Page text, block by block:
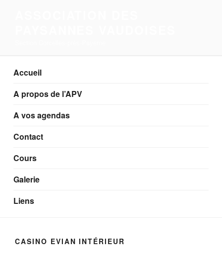
Accueil
A propos de l’APV
A vos agendas
Contact
Cours
Galerie
Liens
CASINO EVIAN INTÉRIEUR